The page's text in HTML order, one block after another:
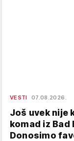
VESTI 07.08.2026.
Još uvek nije
komad iz Bad
Donosimo